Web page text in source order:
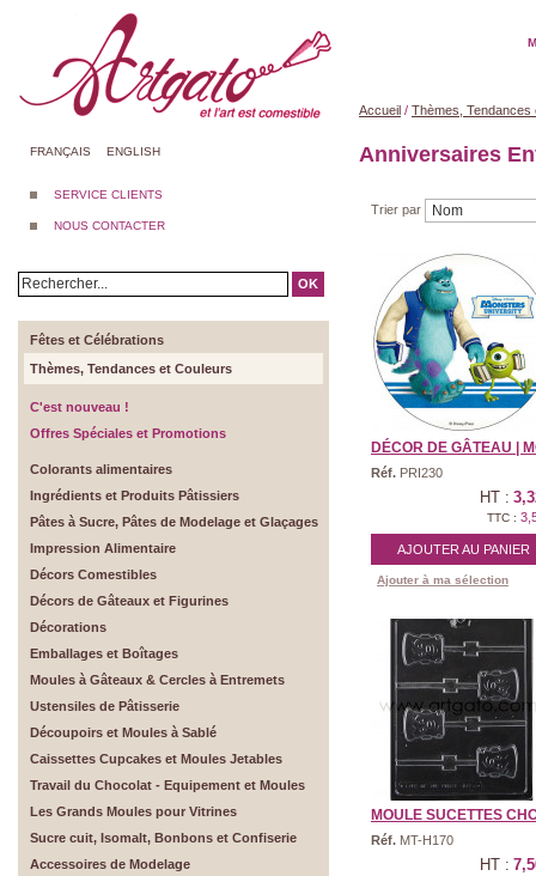
FRANÇAIS ENGLISH
SERVICE CLIENTS
NOUS CONTACTER
OK
Fêtes et Célébrations
Thèmes, Tendances et Couleurs
C'est nouveau !
Offres Spéciales et Promotions
Colorants alimentaires
Ingrédients et Produits Pâtissiers
Pâtes à Sucre, Pâtes de Modelage et Glaçages
Impression Alimentaire
Décors Comestibles
Décors de Gâteaux et Figurines
Décorations
Emballages et Boîtages
Moules à Gâteaux & Cercles à Entremets
Ustensiles de Pâtisserie
Découpoirs et Moules à Sablé
Caissettes Cupcakes et Moules Jetables
Travail du Chocolat - Equipement et Moules
Les Grands Moules pour Vitrines
Sucre cuit, Isomalt, Bonbons et Confiserie
Accessoires de Modelage
Accueil / Thèmes, Tendances
Anniversaires
Trier par
DÉCOR DE GÂTEAU |
Réf. PRI230
HT :
TTC :
AJOUTER AU PANIER
Ajouter à ma sélection
MOULE SUCETTES
Réf. MT-H170
HT :